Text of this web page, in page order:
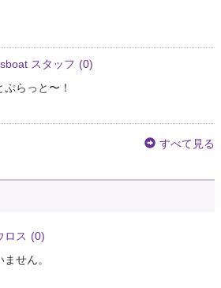
スタッフ (0)
ぷらっと〜！
すべて見る
ロス (0)
せん。